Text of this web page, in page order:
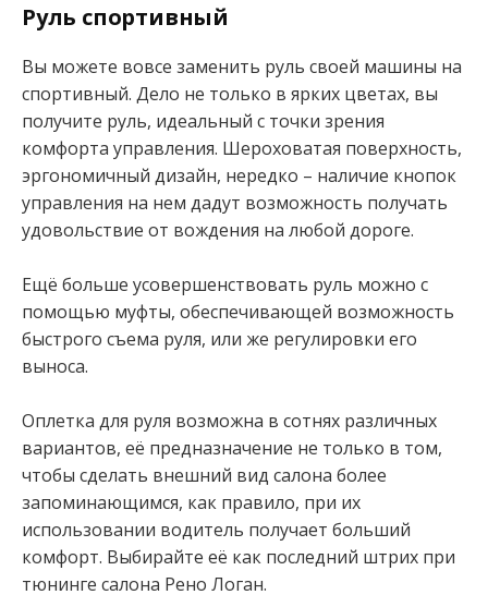
Руль спортивный
Вы можете вовсе заменить руль своей машины на
спортивный. Дело не только в ярких цветах, вы
получите руль, идеальный с точки зрения
комфорта управления. Шероховатая поверхность,
эргономичный дизайн, нередко – наличие кнопок
управления на нем дадут возможность получать
удовольствие от вождения на любой дороге.
Ещё больше усовершенствовать руль можно с
помощью муфты, обеспечивающей возможность
быстрого съема руля, или же регулировки его
выноса.
Оплетка для руля возможна в сотнях различных
вариантов, её предназначение не только в том,
чтобы сделать внешний вид салона более
запоминающимся, как правило, при их
использовании водитель получает больший
комфорт. Выбирайте её как последний штрих при
тюнинге салона Рено Логан.